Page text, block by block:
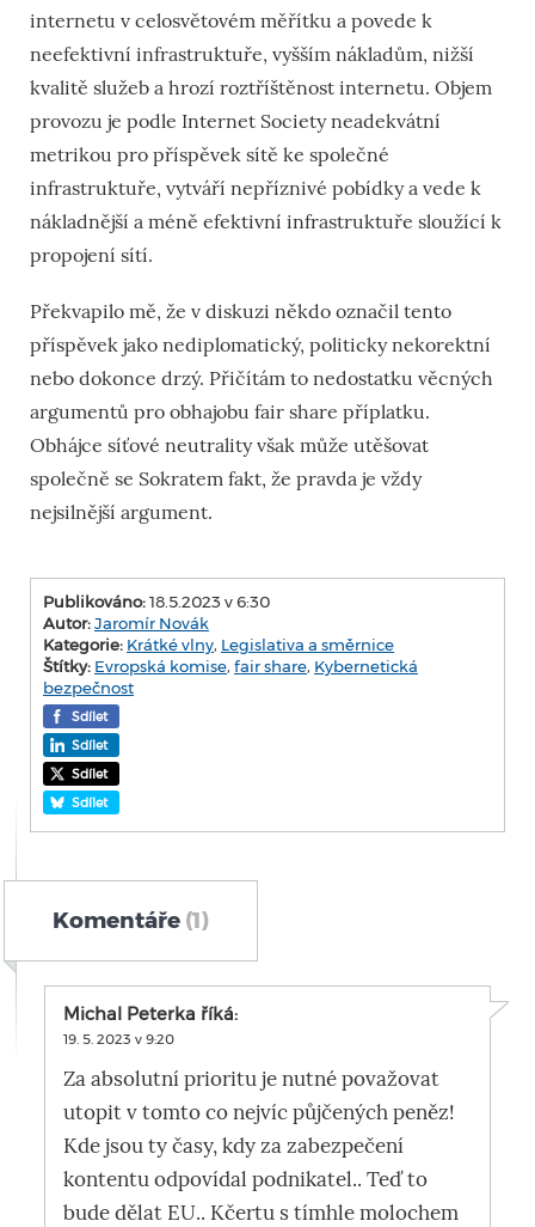
internetu v celosvětovém měřítku a povede k
neefektivní infrastruktuře, vyšším nákladům, nižší
kvalitě služeb a hrozí roztříštěnost internetu. Objem
provozu je podle Internet Society neadekvátní
metrikou pro příspěvek sítě ke společné
infrastruktuře, vytváří nepříznivé pobídky a vede k
nákladnější a méně efektivní infrastruktuře sloužící k
propojení sítí.
Překvapilo mě, že v diskuzi někdo označil tento
příspěvek jako nediplomatický, politicky nekorektní
nebo dokonce drzý. Přičítám to nedostatku věcných
argumentů pro obhajobu fair share příplatku.
Obhájce síťové neutrality však může utěšovat
společně se Sokratem fakt, že pravda je vždy
nejsilnější argument.
Publikováno:18.5.2023 v 6:30
Autor:Jaromír Novák
Kategorie: Krátké vlny, Legislativa a směrnice
Štítky: Evropská komise, fair share, Kybernetická
bezpečnost
Sdílet
Sdílet
Sdílet
Sdílet
Komentáře (1)
Michal Peterka říká:
19. 5. 2023 v 9:20
Za absolutní prioritu je nutné považovat
utopit v tomto co nejvíc půjčených peněz!
Kde jsou ty časy, kdy za zabezpečení
kontentu odpovídal podnikatel.. Teď to
bude dělat EU.. Kčertu s tímhle molochem